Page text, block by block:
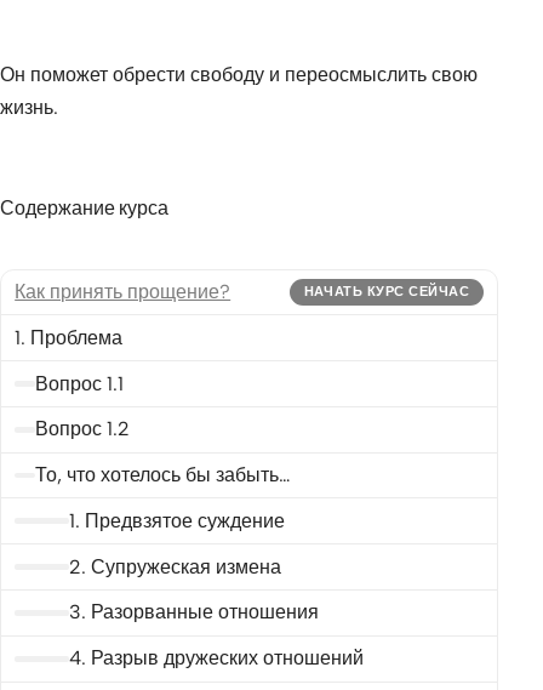
Он поможет обрести свободу и переосмыслить свою
жизнь.
Содержание курса
Как принять прощение? НАЧАТЬ КУРС СЕЙЧАС
1. Проблема
Вопрос 1.1
Вопрос 1.2
То, что хотелось бы забыть…
1. Предвзятое суждение
2. Супружеская измена
3. Разорванные отношения
4. Разрыв дружеских отношений